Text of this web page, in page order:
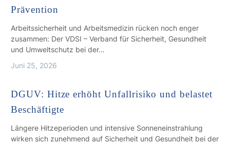
Prävention
Arbeitssicherheit und Arbeitsmedizin rücken noch enger
zusammen: Der VDSI – Verband für Sicherheit, Gesundheit
und Umweltschutz bei der…
Juni 25, 2026
DGUV: Hitze erhöht Unfallrisiko und belastet
Beschäftigte
Längere Hitzeperioden und intensive Sonneneinstrahlung
wirken sich zunehmend auf Sicherheit und Gesundheit bei der